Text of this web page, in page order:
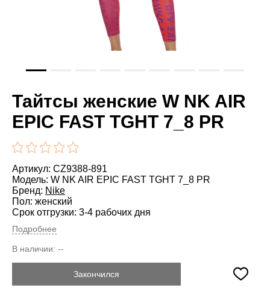
Тайтсы женские W NK AIR
EPIC FAST TGHT 7_8 PR
Артикул: CZ9388-891
Модель: W NK AIR EPIC FAST TGHT 7_8 PR
Бренд: Nike
Пол: женский
Срок отгрузки: 3-4 рабочих дня
Подробнее
В наличии: --
Закончился